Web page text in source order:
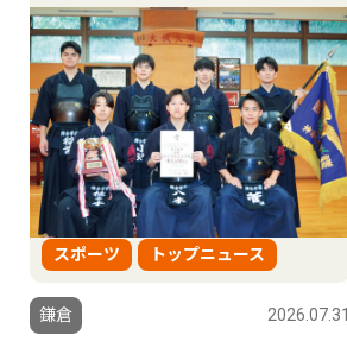
スポーツ トップニュース
鎌倉 2026.07.31